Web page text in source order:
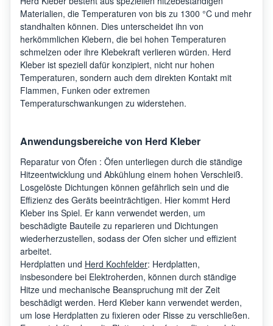
Materialien, die Temperaturen von bis zu 1300 °C und mehr
standhalten können. Dies unterscheidet ihn von
herkömmlichen Klebern, die bei hohen Temperaturen
schmelzen oder ihre Klebekraft verlieren würden. Herd
Kleber ist speziell dafür konzipiert, nicht nur hohen
Temperaturen, sondern auch dem direkten Kontakt mit
Flammen, Funken oder extremen
Temperaturschwankungen zu widerstehen.
Anwendungsbereiche von Herd Kleber
Reparatur von Öfen : Öfen unterliegen durch die ständige
Hitzeentwicklung und Abkühlung einem hohen Verschleiß.
Losgelöste Dichtungen können gefährlich sein und die
Effizienz des Geräts beeinträchtigen. Hier kommt Herd
Kleber ins Spiel. Er kann verwendet werden, um
beschädigte Bauteile zu reparieren und Dichtungen
wiederherzustellen, sodass der Ofen sicher und effizient
arbeitet.
Herdplatten und Herd Kochfelder: Herdplatten,
insbesondere bei Elektroherden, können durch ständige
Hitze und mechanische Beanspruchung mit der Zeit
beschädigt werden. Herd Kleber kann verwendet werden,
um lose Herdplatten zu fixieren oder Risse zu verschließen.